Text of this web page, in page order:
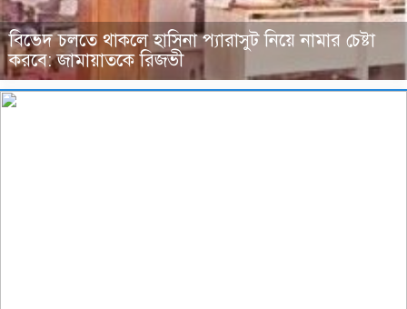
বিভেদ চলতে থাকলে হাসিনা প্যারাসুট নিয়ে নামার চেষ্টা
করবে: জামায়াতকে রিজভী